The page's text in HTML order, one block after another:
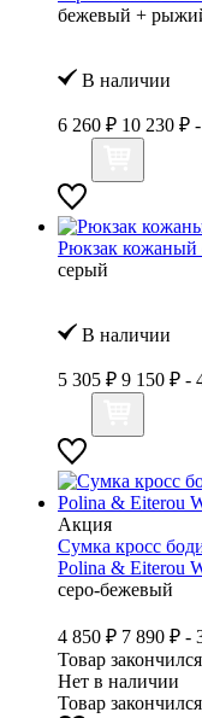
бежевый +
В наличии
6 260 ₽ 10 230 ₽
Рюкзак кожаный
серый
В наличии
5 305 ₽ 9 150 ₽ -
Акция
Сумка кросс
Polina & Eiterou
серо-бежевый
4 850 ₽ 7 890 ₽ -
Товар закончился
Нет в наличии
Товар